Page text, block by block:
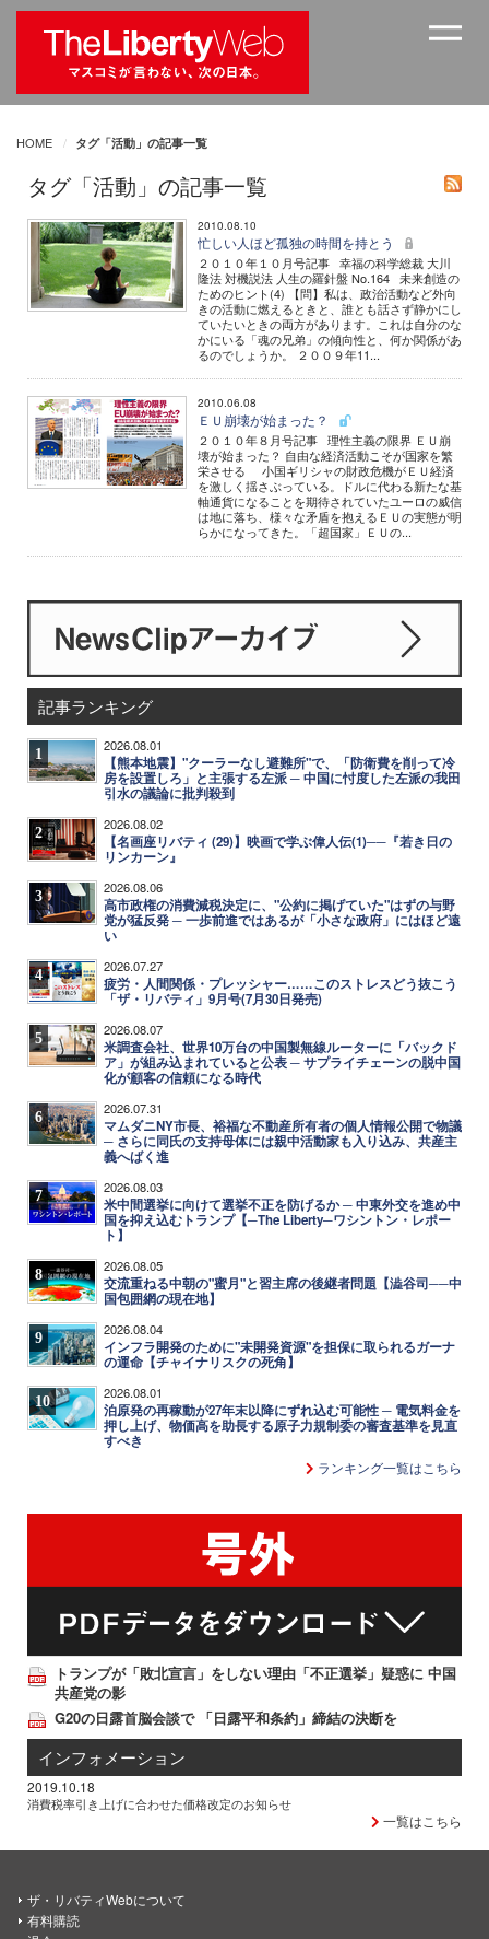
HOME タグ「活動」の記事一覧
タグ「活動」の記事一覧
2010.08.10
忙しい人ほど孤独の時間を持とう
２０１０年１０月号記事 幸福の科学総裁 大川
隆法 対機説法 人生の羅針盤 No.164 未来創造の
ためのヒント(4) 【問】私は、政治活動など外向
きの活動に燃えるときと、誰とも話さず静かにし
ていたいときの両方があります。これは自分のな
かにいる「魂の兄弟」の傾向性と、何か関係があ
るのでしょうか。 ２００９年11...
2010.06.08
ＥＵ崩壊が始まった？
２０１０年８月号記事 理性主義の限界 ＥＵ崩
壊が始まった？ 自由な経済活動こそが国家を繁
栄させる 小国ギリシャの財政危機がＥＵ経済
を激しく揺さぶっている。ドルに代わる新たな基
軸通貨になることを期待されていたユーロの威信
は地に落ち、様々な矛盾を抱えるＥＵの実態が明
らかになってきた。「超国家」ＥＵの...
記事ランキング
1 2026.08.01
【熊本地震】"クーラーなし避難所"で、「防衛費を削って冷
房を設置しろ」と主張する左派 ─ 中国に忖度した左派の我田
引水の議論に批判殺到
2 2026.08.02
【名画座リバティ (29)】映画で学ぶ偉人伝(1)──『若き日の
リンカーン』
3 2026.08.06
高市政権の消費減税決定に、"公約に掲げていた"はずの与野
党が猛反発 ─ 一歩前進ではあるが「小さな政府」にはほど遠
い
4 2026.07.27
疲労・人間関係・プレッシャー……このストレスどう抜こう
「ザ・リバティ」9月号(7月30日発売)
5 2026.08.07
米調査会社、世界10万台の中国製無線ルーターに「バックド
ア」が組み込まれていると公表 ─ サプライチェーンの脱中国
化が顧客の信頼になる時代
6 2026.07.31
マムダニNY市長、裕福な不動産所有者の個人情報公開で物議
─ さらに同氏の支持母体には親中活動家も入り込み、共産主
義へばく進
7 2026.08.03
米中間選挙に向けて選挙不正を防げるか ─ 中東外交を進め中
国を抑え込むトランプ【─The Liberty─ワシントン・レポー
ト】
8 2026.08.05
交流重ねる中朝の"蜜月"と習主席の後継者問題【澁谷司──中
国包囲網の現在地】
9 2026.08.04
インフラ開発のために"未開発資源"を担保に取られるガーナ
の運命【チャイナリスクの死角】
10 2026.08.01
泊原発の再稼動が27年末以降にずれ込む可能性 ─ 電気料金を
押し上げ、物価高を助長する原子力規制委の審査基準を見直
すべき
ランキング一覧はこちら
トランプが「敗北宣言」をしない理由「不正選挙」疑惑に 中国
共産党の影
G20の日露首脳会談で 「日露平和条約」締結の決断を
インフォメーション
2019.10.18
消費税率引き上げに合わせた価格改定のお知らせ
一覧はこちら
ザ・リバティWebについて
有料購読